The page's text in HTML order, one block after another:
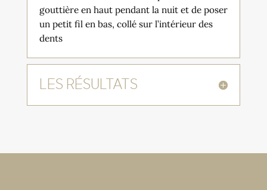
gouttière en haut pendant la nuit et de poser
un petit fil en bas, collé sur l’intérieur des
dents
LES RÉSULTATS